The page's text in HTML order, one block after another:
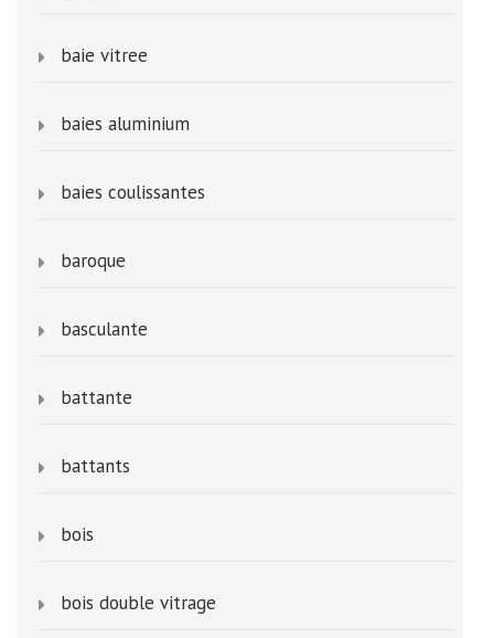
baie vitree
baies aluminium
baies coulissantes
baroque
basculante
battante
battants
bois
bois double vitrage